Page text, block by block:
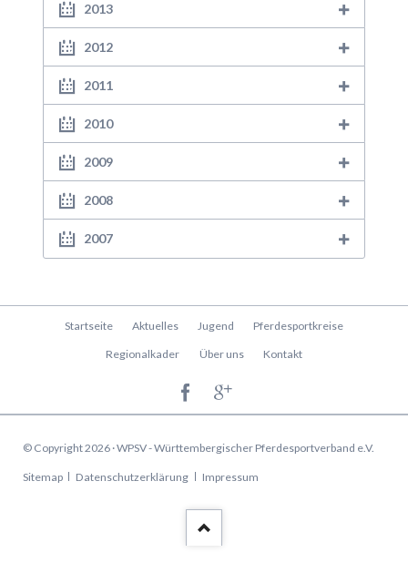
2013
2012
2011
2010
2009
2008
2007
Navigation
Startseite Aktuelles Jugend Pferdesportkreise
Regionalkader Über uns Kontakt
© Copyright 2026 · WPSV - Württembergischer Pferdesportverband e.V.
Navigation
Sitemap Datenschutzerklärung Impressum